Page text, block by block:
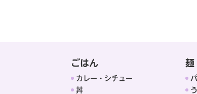
ごはん
カレー・シチュー
丼
麺